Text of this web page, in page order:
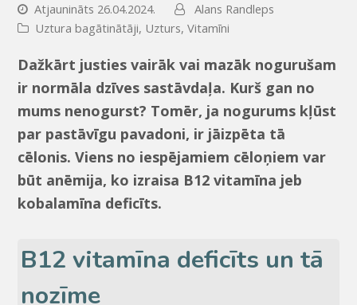
Atjaunināts 26.04.2024.
Alans Randleps
Uztura bagātinātāji, Uzturs,Vitamīni
Dažkārt justies vairāk vai mazāk nogurušam
ir normāla dzīves sastāvdaļa. Kurš gan no
mums nenogurst? Tomēr, ja nogurums kļūst
par pastāvīgu pavadoni, ir jāizpēta tā
cēlonis. Viens no iespējamiem cēloņiem var
būt anēmija, ko izraisa B12 vitamīna jeb
kobalamīna deficīts.
B12 vitamīna deficīts un tā
nozīme